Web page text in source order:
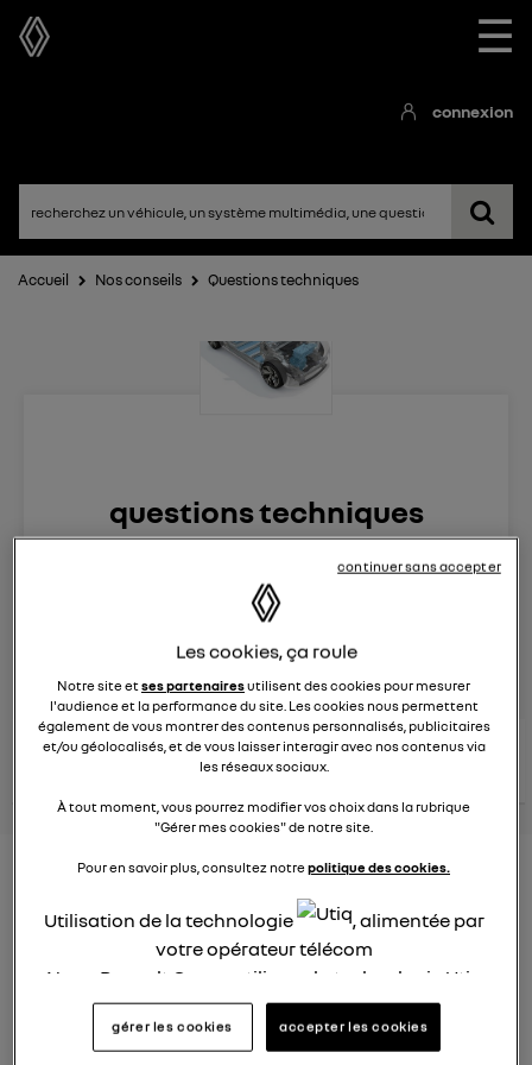
☰
connexion
Accueil Nos conseils Questions techniques
questions techniques
15:22
Véhicules RENAULT
posez une question
conseils Renault
consultez les
conseils
similaires
voir tous les
Consommation Hybride
rechargeable
26 janvier 2022
Les cookies, ça roule
Notre site etses partenairesutilisent des cookies pour mesurer
l'audience et la performance du site. Les cookies nous permettent
également de vous montrer des contenus personnalisés, publicitaires
et/ou géolocalisés, et de vous laisser interagir avec nos contenus via
les réseaux sociaux.
À tout moment, vous pourrez modifier vos choix dans la rubrique
"Gérer mes cookies" de notre site.
Pour en savoir plus, consultez notrepolitique des cookies.
Utilisation de la technologie
, alimentée par
votre opérateur télécom
Nous, Renault Group, utilisons la technologie Utiq
pour nos activités digitales (telles que décrites
dans cette notice de consentement) et liées à
gérer les cookies accepter les cookies
continuer sans accepter